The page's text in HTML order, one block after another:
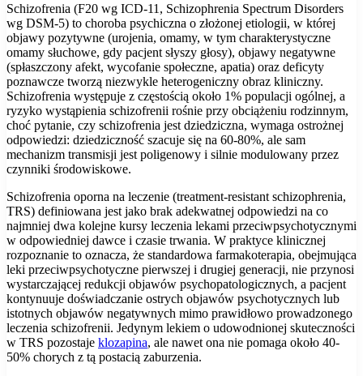
Schizofrenia (F20 wg ICD-11, Schizophrenia Spectrum Disorders
wg DSM-5) to choroba psychiczna o złożonej etiologii, w której
objawy pozytywne (urojenia, omamy, w tym charakterystyczne
omamy słuchowe, gdy pacjent słyszy głosy), objawy negatywne
(spłaszczony afekt, wycofanie społeczne, apatia) oraz deficyty
poznawcze tworzą niezwykle heterogeniczny obraz kliniczny.
Schizofrenia występuje z częstością około 1% populacji ogólnej, a
ryzyko wystąpienia schizofrenii rośnie przy obciążeniu rodzinnym,
choć pytanie, czy schizofrenia jest dziedziczna, wymaga ostrożnej
odpowiedzi: dziedziczność szacuje się na 60-80%, ale sam
mechanizm transmisji jest poligenowy i silnie modulowany przez
czynniki środowiskowe.
Schizofrenia oporna na leczenie (treatment-resistant schizophrenia,
TRS) definiowana jest jako brak adekwatnej odpowiedzi na co
najmniej dwa kolejne kursy leczenia lekami przeciwpsychotycznymi
w odpowiedniej dawce i czasie trwania. W praktyce klinicznej
rozpoznanie to oznacza, że standardowa farmakoterapia, obejmująca
leki przeciwpsychotyczne pierwszej i drugiej generacji, nie przynosi
wystarczającej redukcji objawów psychopatologicznych, a pacjent
kontynuuje doświadczanie ostrych objawów psychotycznych lub
istotnych objawów negatywnych mimo prawidłowo prowadzonego
leczenia schizofrenii. Jedynym lekiem o udowodnionej skuteczności
w TRS pozostaje klozapina, ale nawet ona nie pomaga około 40-
50% chorych z tą postacią zaburzenia.